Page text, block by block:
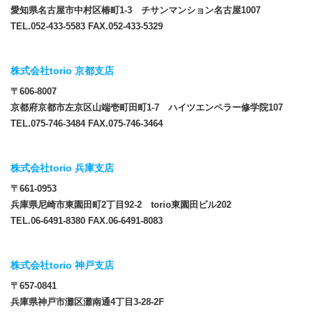
愛知県名古屋市中村区椿町1-3 チサンマンション名古屋1007
TEL.052-433-5583 FAX.052-433-5329
株式会社torio 京都支店
〒606-8007
京都府京都市左京区山端壱町田町1-7 ハイツエンペラー修学院107
TEL.075-746-3484 FAX.075-746-3464
株式会社torio 兵庫支店
〒661-0953
兵庫県尼崎市東園田町2丁目92-2 torio東園田ビル202
TEL.06-6491-8380 FAX.06-6491-8083
株式会社torio 神戸支店
〒657-0841
兵庫県神戸市灘区灘南通4丁目3-28-2F